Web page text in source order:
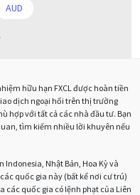
AUD
nghiệp CAD
CPI Charles Dow
tư vấn
hữu hạn FXCL được hoàn tiền
dịch ngoại hối trên thị trường
hợp với tất cả các nhà đầu tư. Bạn
tìm kiếm nhiều lời khuyên nếu
Indonesia, Nhật Bản, Hoa Kỳ và
quốc gia này (bất kể nơi cư trú)
các quốc gia có lệnh phạt của Liên